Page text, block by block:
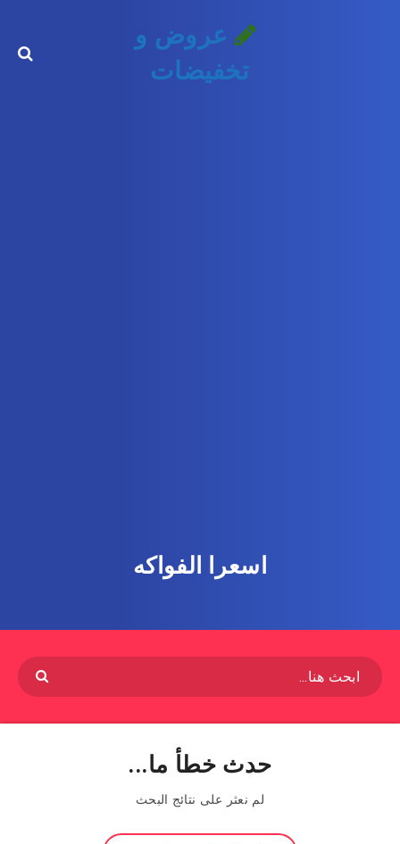
عروض و
تخفيضات
اسعرا الفواكه
حدث خطأ ما...
لم نعثر على نتائج البحث